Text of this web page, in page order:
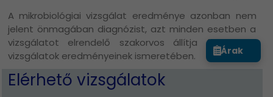
A mikrobiológiai vizsgálat eredménye azonban nem
jelent önmagában diagnózist, azt minden esetben a
vizsgálatot elrendelő szakorvos állítja fel egyéb
vizsgálatok eredményeinek ismeretében.
Elérhető vizsgálatok
Árak